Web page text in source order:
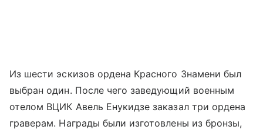
Из шести эскизов ордена Красного Знамени был
выбран один. После чего заведующий военным
отелом ВЦИК Авель Енукидзе заказал три ордена
граверам. Награды были изготовлены из бронзы,